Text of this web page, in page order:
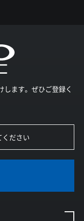
します。ぜひご登録く